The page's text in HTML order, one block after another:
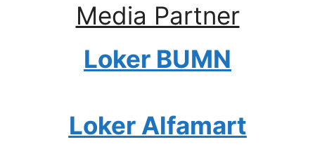
Media Partner
Loker BUMN
Loker Alfamart